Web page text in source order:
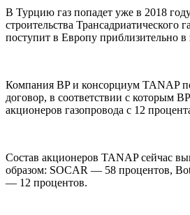
В Турцию газ попадет уже в 2018
строительства Трансадриатического
поступит в Европу приблизительно в
Компания BP и консорциум TANAP
договор, в соответствии с которым
акционеров газопровода с 12
Состав акционеров TANAP сейчас
образом: SOCAR — 58 процентов,
— 12 процентов.